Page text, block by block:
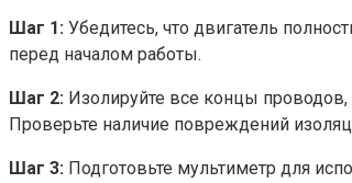
Шаг 1: Убедитесь, что двигатель
перед началом работы.
Шаг 2: Изолируйте все концы
Проверьте наличие повреждений
Шаг 3: Подготовьте мультиметр для